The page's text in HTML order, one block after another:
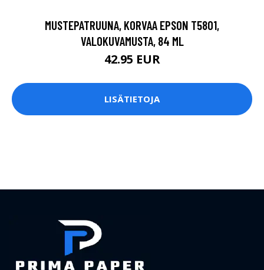
MUSTEPATRUUNA, KORVAA EPSON T5801,
VALOKUVAMUSTA, 84 ML
42.95 EUR
LISÄTIETOJA